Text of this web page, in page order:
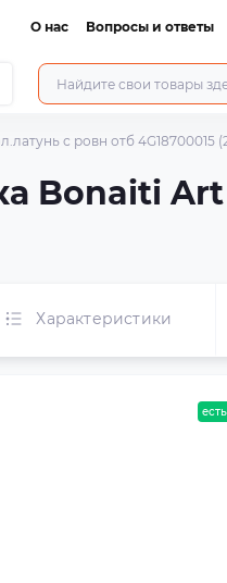
О нас Вопросы и ответы
с ровн отб 4G18700015
Bonaiti Art
Характеристики